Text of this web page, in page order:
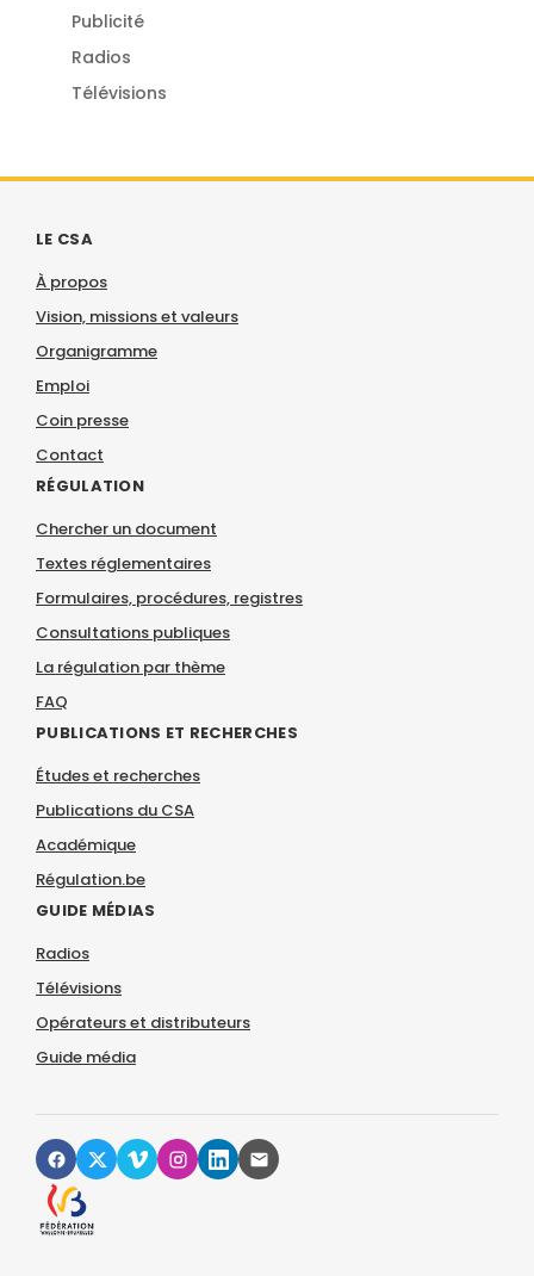
Publicité
Radios
Télévisions
LE CSA
À propos
Vision, missions et valeurs
Organigramme
Emploi
Coin presse
Contact
RÉGULATION
Chercher un document
Textes réglementaires
Formulaires, procédures, registres
Consultations publiques
La régulation par thème
FAQ
PUBLICATIONS ET RECHERCHES
Études et recherches
Publications du CSA
Académique
Régulation.be
GUIDE MÉDIAS
Radios
Télévisions
Opérateurs et distributeurs
Guide média